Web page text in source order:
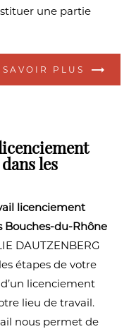
une partie
SAVOIR PLUS
les
licenciement
Bouches-du-Rhône
DAUTZENBERG
étapes de votre
licenciement
lieu de travail.
nous permet de